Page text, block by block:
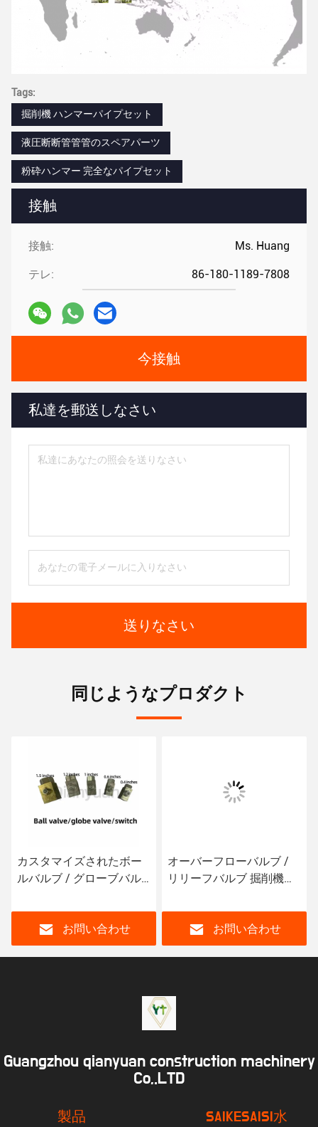
接触
接触: Ms. Huang
テレ: 86-180-1189-7808
今接触
私達を郵送しなさい
送りなさい
Tags:
掘削機 ハンマーパイプセット
液圧断断管管管のスペアパーツ
粉砕ハンマー 完全なパイプセット
同じようなプロダクト
イズされたボー
/ グローブバル
お問い合わせ
オーバーフローバルブ /
リリーフバルブ 掘削機の
お問い合わせ
コマツー
ブ コベル
Guangzhou qianyuan construction machinery
Co,.LTD
製品 SAIKESAISI水